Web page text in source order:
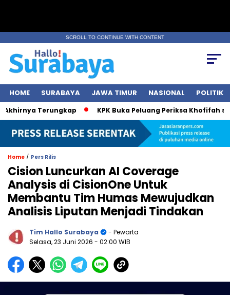
SCROLL TO CONTINUE WITH CONTENT
HOME SURABAYA JAWA TIMUR NASIONAL POLITIK
Terungkap KPK Buka Peluang Periksa Khofifah soal
Home / Pers Rilis
Cision Luncurkan AI Coverage
Analysis di CisionOne Untuk
Membantu Tim Humas Mewujudkan
Analisis Liputan Menjadi Tindakan
Tim Hallo Surabaya
- Pewarta
Selasa, 23 Juni 2026 - 02:00 WIB